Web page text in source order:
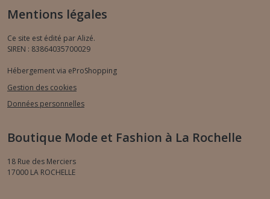
Mentions légales
Ce site est édité par Alizé.
SIREN : 83864035700029
Hébergement via eProShopping
Gestion des cookies
Données personnelles
Boutique Mode et Fashion à La Rochelle
18 Rue des Merciers
17000 LA ROCHELLE